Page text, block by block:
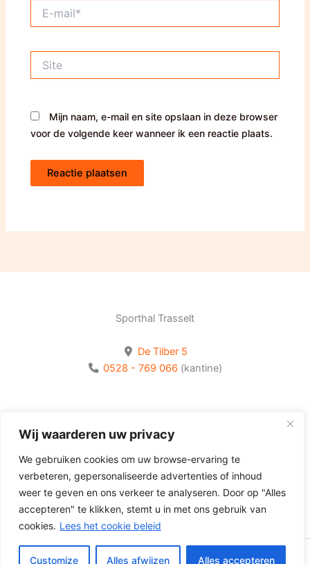
Wij waarderen uw privacy
We gebruiken cookies om uw browse-ervaring te
verbeteren, gepersonaliseerde advertenties of inhoud
weer te geven en ons verkeer te analyseren. Door op "Alles
accepteren" te klikken, stemt u in met ons gebruik van
cookies. Lees het cookie beleid
Customize Alles afwijzen Alles accepteren
mail*
Mijn naam, e-mail en site opslaan in deze browser
voor de volgende keer wanneer ik een reactie plaats.
Sporthal Trasselt
De Tilber 5
0528 - 769 066 (kantine)
Volg Olhaco op Facebook
Volg Olhaco op Instagram
Volg Olhaco op Youtube
Copyright © 2026 Volleybalvereniging Olhaco